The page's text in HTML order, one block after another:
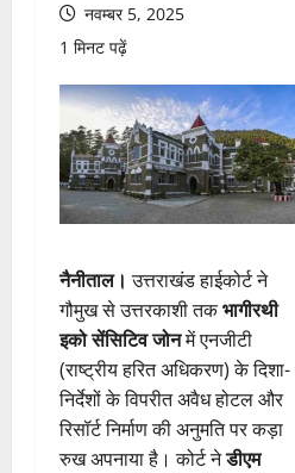
नवम्बर 5, 2025
1 मिनट पढ़ें
नैनीताल। उत्तराखंड हाईकोर्ट ने
गौमुख से उत्तरकाशी तकभागीरथी
इको सेंसिटिव जोनमें एनजीटी
(राष्ट्रीय हरित अधिकरण) के दिशा-
निर्देशों के विपरीत अवैध होटल और
रिसॉर्ट निर्माण की अनुमति पर कड़ा
रुख अपनाया है। कोर्ट नेडीएम